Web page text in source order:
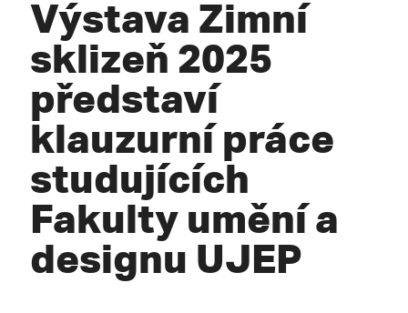
Výstava Zimní
sklizeň 2025
představí
klauzurní práce
studujících
Fakulty umění a
designu UJEP